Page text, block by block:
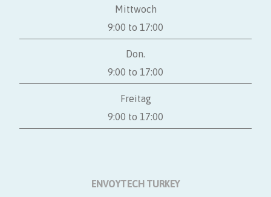
Mittwoch
9:00 to 17:00
Don.
9:00 to 17:00
Freitag
9:00 to 17:00
ENVOYTECH TURKEY